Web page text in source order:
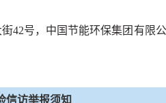
42号，中国节能环保集团有限
信访举报须知